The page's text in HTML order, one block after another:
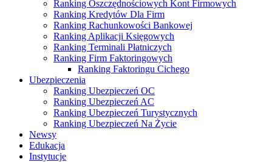
Ranking Oszczędnościowych Kont Firmowych
Ranking Kredytów Dla Firm
Ranking Rachunkowości Bankowej
Ranking Aplikacji Księgowych
Ranking Terminali Płatniczych
Ranking Firm Faktoringowych
Ranking Faktoringu Cichego
Ubezpieczenia
Ranking Ubezpieczeń OC
Ranking Ubezpieczeń AC
Ranking Ubezpieczeń Turystycznych
Ranking Ubezpieczeń Na Życie
Newsy
Edukacja
Instytucje